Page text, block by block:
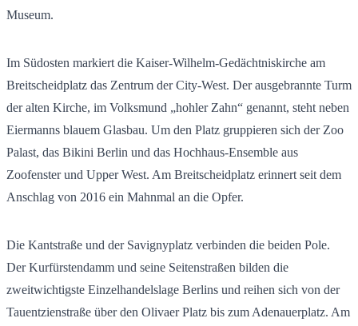
Museum.
Im Südosten markiert die Kaiser-Wilhelm-Gedächtniskirche am
Breitscheidplatz das Zentrum der City-West. Der ausgebrannte Turm
der alten Kirche, im Volksmund „hohler Zahn“ genannt, steht neben
Eiermanns blauem Glasbau. Um den Platz gruppieren sich der Zoo
Palast, das Bikini Berlin und das Hochhaus-Ensemble aus
Zoofenster und Upper West. Am Breitscheidplatz erinnert seit dem
Anschlag von 2016 ein Mahnmal an die Opfer.
Die Kantstraße und der Savignyplatz verbinden die beiden Pole.
Der Kurfürstendamm und seine Seitenstraßen bilden die
zweitwichtigste Einzelhandelslage Berlins und reihen sich von der
Tauentzienstraße über den Olivaer Platz bis zum Adenauerplatz. Am